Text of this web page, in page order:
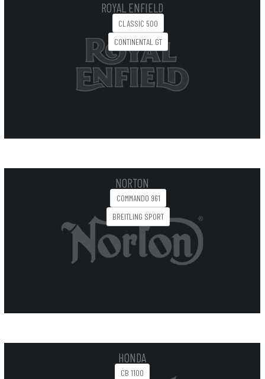
ROYAL ENFIELD
CLASSIC 500
CONTINENTAL GT
NORTON
COMMANDO 961
BREITLING SPORT
HONDA
CB 1100